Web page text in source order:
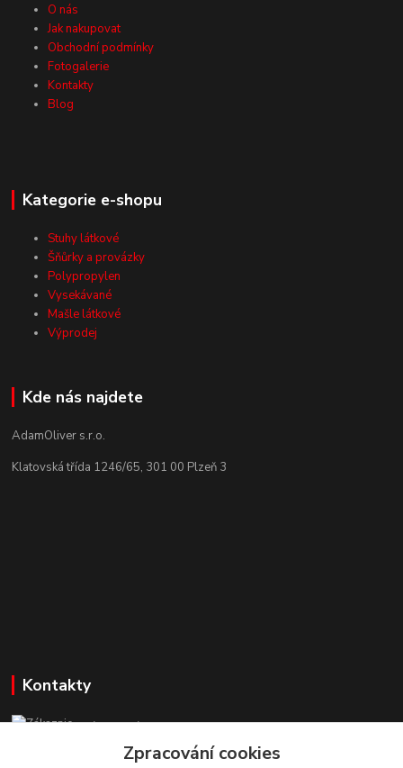
O nás
Jak nakupovat
Obchodní podmínky
Fotogalerie
Kontakty
Blog
Kategorie e-shopu
Stuhy látkové
Šňůrky a provázky
Polypropylen
Vysekávané
Mašle látkové
Výprodej
Kde nás najdete
AdamOliver s.r.o.
Klatovská třída 1246/65, 301 00 Plzeň 3
Kontakty
Zákaznická podpora StuhyLevně.cz
+420 725 618 353
Zpracování cookies